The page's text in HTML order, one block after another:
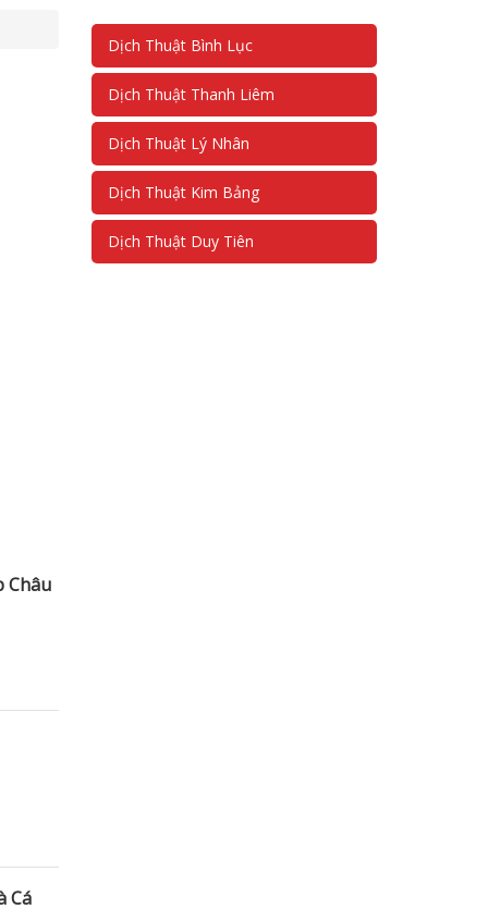
Châu
Cá
Dịch Thuật Bình Lục
Dịch Thuật Thanh Liêm
Dịch Thuật Lý Nhân
Dịch Thuật Kim Bảng
Dịch Thuật Duy Tiên